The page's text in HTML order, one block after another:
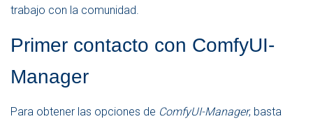
trabajo con la comunidad.
Primer contacto con ComfyUI-
Manager
Para obtener las opciones de ComfyUI-Manager, basta